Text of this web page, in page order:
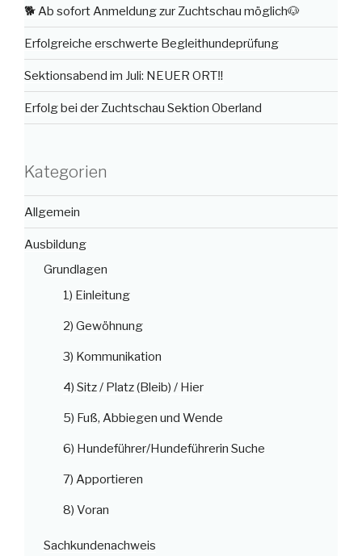
🐕 Ab sofort Anmeldung zur Zuchtschau möglich🐶
Erfolgreiche erschwerte Begleithundeprüfung
Sektionsabend im Juli: NEUER ORT‼️
Erfolg bei der Zuchtschau Sektion Oberland
Kategorien
Allgemein
Ausbildung
Grundlagen
1) Einleitung
2) Gewöhnung
3) Kommunikation
4) Sitz / Platz (Bleib) / Hier
5) Fuß, Abbiegen und Wende
6) Hundeführer/Hundeführerin Suche
7) Apportieren
8) Voran
Sachkundenachweis